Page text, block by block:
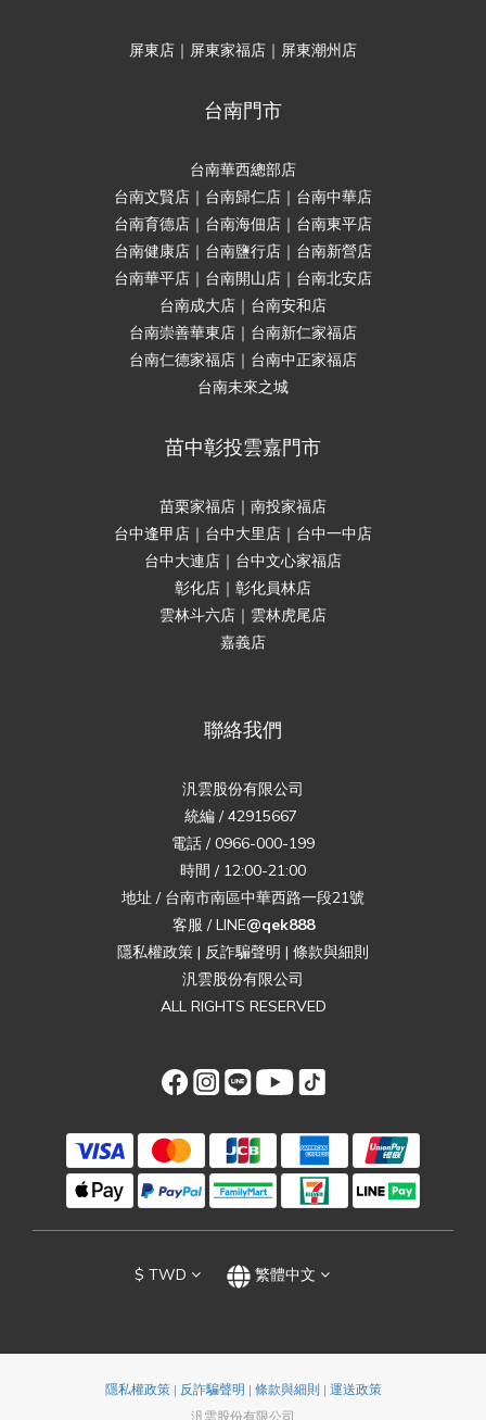
屏東店｜屏東家福店｜屏東潮州店
台南門市
台南華西總部店
台南文賢店｜台南歸仁店｜台南中華店
台南育德店｜台南海佃店｜台南東平店
台南健康店｜台南鹽行店｜台南新營店
台南華平店｜台南開山店｜台南北安店
台南成大店｜台南安和店
台南崇善華東店｜台南新仁家福店
台南仁德家福店｜台南中正家福店
台南未來之城
苗中彰投雲嘉門市
苗栗家福店｜南投家福店
台中逢甲店｜台中大里店｜台中一中店
台中大連店｜台中文心家福店
彰化店｜彰化員林店
雲林斗六店｜雲林虎尾店
嘉義店
聯絡我們
汎雲股份有限公司
統編 / 42915667
電話 / 0966-000-199
時間 / 12:00-21:00
地址 / 台南市南區中華西路一段21號
客服 / LINE@qek888
隱私權政策 | 反詐騙聲明 | 條款與細則
汎雲股份有限公司
ALL RIGHTS RESERVED
$ TWD 繁體中文
隱私權政策| 反詐騙聲明 | 條款與細則 | 運送政策
汎雲股份有限公司